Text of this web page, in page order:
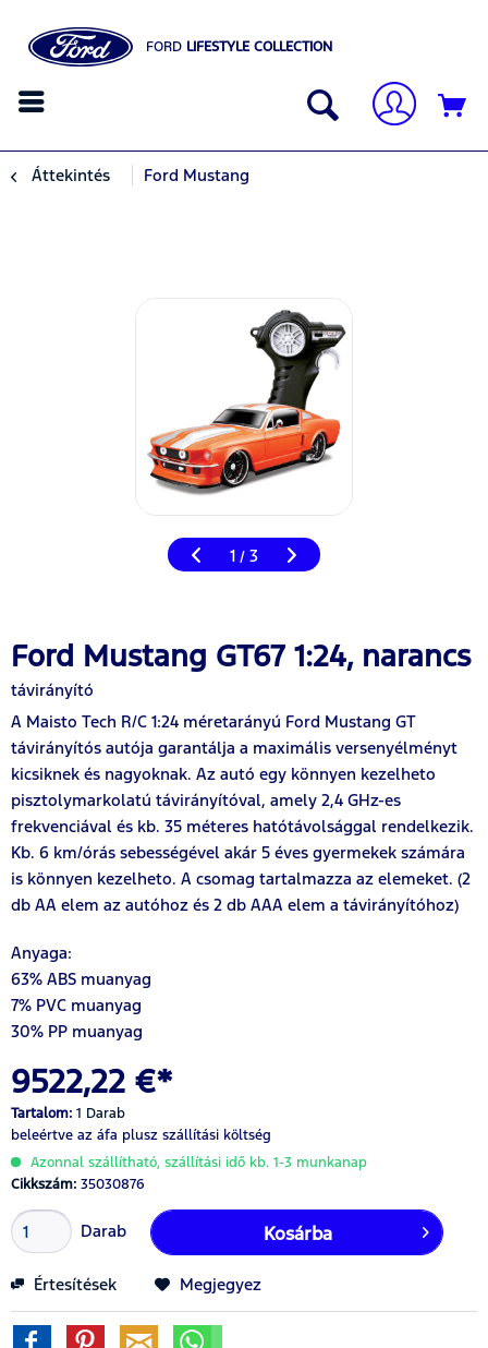
FORD LIFESTYLE COLLECTION
Áttekintés Ford Mustang
1 / 3
Ford Mustang GT67 1:24, narancs
távirányító
A Maisto Tech R/C 1:24 méretarányú Ford Mustang GT
távirányítós autója garantálja a maximális versenyélményt
kicsiknek és nagyoknak. Az autó egy könnyen kezelheto
pisztolymarkolatú távirányítóval, amely 2,4 GHz-es
frekvenciával és kb. 35 méteres hatótávolsággal rendelkezik.
Kb. 6 km/órás sebességével akár 5 éves gyermekek számára
is könnyen kezelheto. A csomag tartalmazza az elemeket. (2
db AA elem az autóhoz és 2 db AAA elem a távirányítóhoz)
Anyaga:
63% ABS muanyag
7% PVC muanyag
30% PP muanyag
9522,22 €*
Tartalom: 1 Darab
beleértve az áfa plusz szállítási költség
Azonnal szállítható, szállítási idő kb. 1-3 munkanap
Cikkszám: 35030876
Darab Kosárba
Értesítések Megjegyez